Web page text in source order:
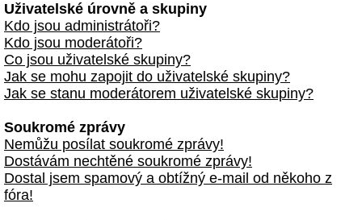
Uživatelské úrovně a skupiny
Kdo jsou administrátoři?
Kdo jsou moderátoři?
Co jsou uživatelské skupiny?
Jak se mohu zapojit do uživatelské skupiny?
Jak se stanu moderátorem uživatelské skupiny?
Soukromé zprávy
Nemůžu posílat soukromé zprávy!
Dostávám nechtěné soukromé zprávy!
Dostal jsem spamový a obtížný e-mail od někoho z
fóra!